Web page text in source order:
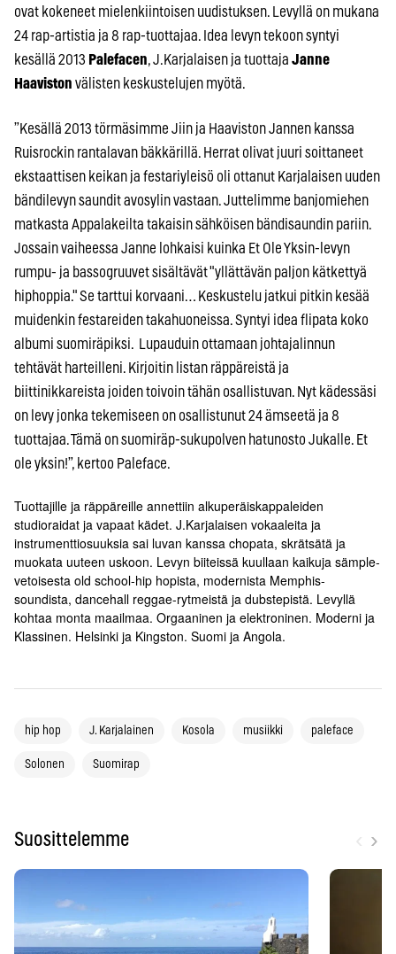
ovat kokeneet mielenkiintoisen uudistuksen. Levyllä on mukana
24 rap-artistia ja 8 rap-tuottajaa. Idea levyn tekoon syntyi
kesällä 2013 Palefacen, J.Karjalaisen ja tuottaja Janne
Haaviston välisten keskustelujen myötä.
”Kesällä 2013 törmäsimme Jiin ja Haaviston Jannen kanssa
Ruisrockin rantalavan bäkkärillä. Herrat olivat juuri soittaneet
ekstaattisen keikan ja festariyleisö oli ottanut Karjalaisen uuden
bändilevyn saundit avosylin vastaan. Juttelimme banjomiehen
matkasta Appalakeilta takaisin sähköisen bändisaundin pariin.
Jossain vaiheessa Janne lohkaisi kuinka Et Ole Yksin-levyn
rumpu- ja bassogruuvet sisältävät "yllättävän paljon kätkettyä
hiphoppia." Se tarttui korvaani… Keskustelu jatkui pitkin kesää
muidenkin festareiden takahuoneissa. Syntyi idea flipata koko
albumi suomiräpiksi. Lupauduin ottamaan johtajalinnun
tehtävät harteilleni. Kirjoitin listan räppäreistä ja
biittinikkareista joiden toivoin tähän osallistuvan. Nyt kädessäsi
on levy jonka tekemiseen on osallistunut 24 ämseetä ja 8
tuottajaa. Tämä on suomiräp-sukupolven hatunosto Jukalle. Et
ole yksin!”, kertoo Paleface.
Tuottajille ja räppäreille annettiin alkuperäiskappaleiden
studioraidat ja vapaat kädet. J.Karjalaisen vokaaleita ja
instrumenttiosuuksia sai luvan kanssa chopata, skrätsätä ja
muokata uuteen uskoon. Levyn biiteissä kuullaan kaikuja sämple-
vetoisesta old school-hip hopista, modernista Memphis-
soundista, dancehall reggae-rytmeistä ja dubstepistä. Levyllä
kohtaa monta maailmaa. Orgaaninen ja elektroninen. Moderni ja
Klassinen. Helsinki ja Kingston. Suomi ja Angola.
hip hop J. Karjalainen Kosola musiikki paleface
Solonen Suomirap
Suosittelemme ›